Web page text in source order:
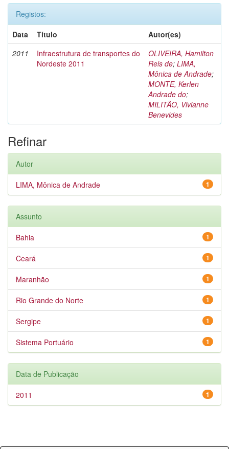
Registos:
Data
Título
Autor(es)
2011
Infraestrutura de transportes do
Nordeste 2011
OLIVEIRA, Hamilton
Reis de; LIMA,
Mônica de Andrade;
MONTE, Kerlen
Andrade do;
MILITÃO, Vivianne
Benevides
Refinar
Autor
1
LIMA, Mônica de Andrade
Assunto
1
Bahia
1
Ceará
1
Maranhão
1
Rio Grande do Norte
1
Sergipe
1
Sistema Portuário
Data de Publicação
1
2011